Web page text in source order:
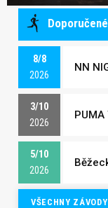
8/8
2026
NN
3/10
2026
5/10
2026
VŠECHNY ZÁVODY